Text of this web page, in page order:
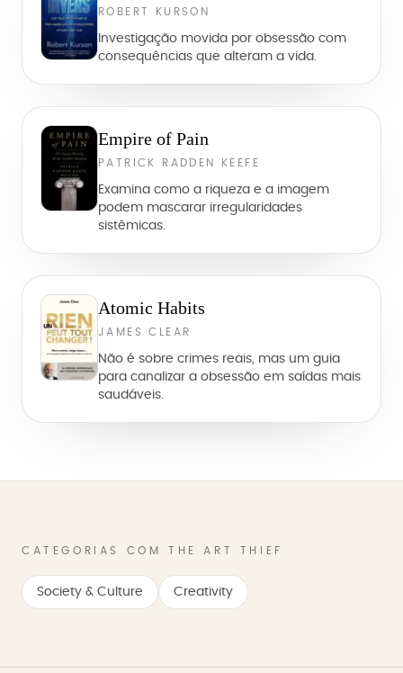
ROBERT KURSON
Investigação movida por obsessão com
consequências que alteram a vida.
Empire of Pain
PATRICK RADDEN KEEFE
Examina como a riqueza e a imagem
podem mascarar irregularidades
sistêmicas.
Atomic Habits
JAMES CLEAR
Não é sobre crimes reais, mas um guia
para canalizar a obsessão em saídas mais
saudáveis.
CATEGORIAS COM THE ART THIEF
Society & Culture Creativity